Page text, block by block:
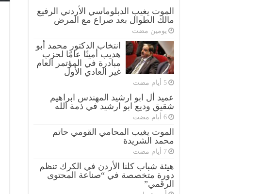
الموت يغيب الدبلوماسي الأردني الرفيع
مالك الطوال بعد صراع مع المرض
‏يومين مضت
انتخاب الدكتور محمد أبو
هديب أمينًا عامًا لحزب
مبادرة في المؤتمر العام
غير العادي الأول
عميد أل ابو ارشيد المهندس ابراهيم
شقيق وديع ابو ارشيد في ذمة الله
الموت يغيب المحامي القومي حاتم
محمد الشريدة
هيئة شباب كلنا الأردن في الكرك تنظم
دورة متخصصة في “صناعة المحتوى
الرقمي”